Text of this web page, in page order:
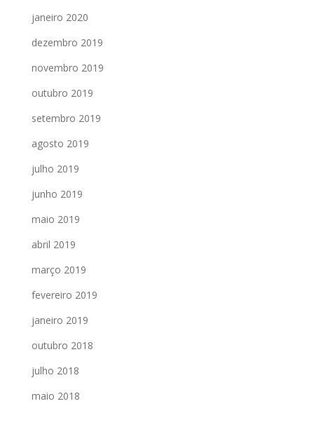
janeiro 2020
dezembro 2019
novembro 2019
outubro 2019
setembro 2019
agosto 2019
julho 2019
junho 2019
maio 2019
abril 2019
março 2019
fevereiro 2019
janeiro 2019
outubro 2018
julho 2018
maio 2018